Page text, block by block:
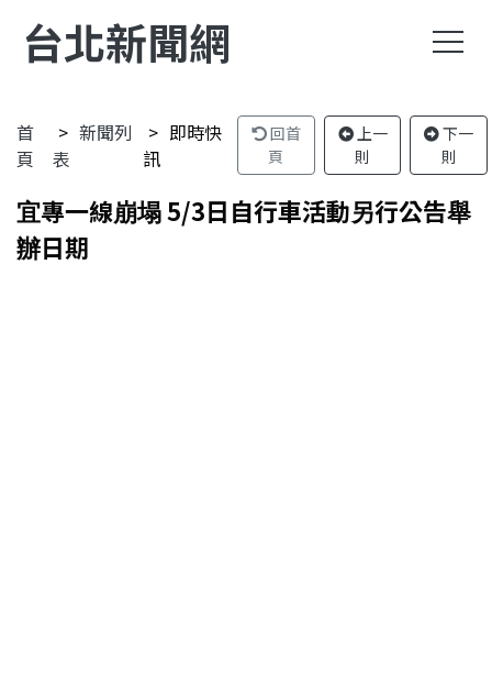
台北新聞網
首
頁
新聞列
表
即時快
訊
回首
頁
上一
則
下一
則
宜專一線崩塌 5/3日自行車活動另行公告舉
辦日期